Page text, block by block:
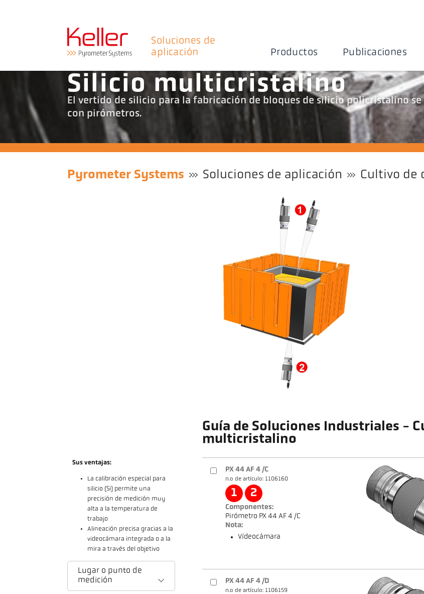
Soluciones de
aplicación
Productos Publicaciones
Silicio multicristalino
El vertido de silicio para la fabricación de bloques de silicio policristalino se
con pirómetros.
Pyrometer Systems Soluciones de aplicación Cultivo de
Guía de Soluciones Industriales -
multicristalino
Sus ventajas:
La calibración especial para
silicio (Si) permite una
precisión de medición muy
alta a la temperatura de
trabajo
Alineación precisa gracias a la
videocámara integrada o a la
mira a través del objetivo
Lugar o punto de
medición
PX 44 AF 4 /C
n.o de artículo: 1106160
1 2
Componentes:
Pirómetro PX 44 AF 4 /C
Nota:
Vídeocámara
PX 44 AF 4 /D
n.o de artículo: 1106159